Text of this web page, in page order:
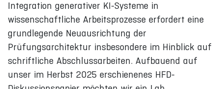
Integration generativer KI-Systeme in
wissenschaftliche Arbeitsprozesse erfordert eine
grundlegende Neuausrichtung der
Prüfungsarchitektur insbesondere im Hinblick auf
schriftliche Abschlussarbeiten. Aufbauend auf
unser im Herbst 2025 erschienenes HFD-